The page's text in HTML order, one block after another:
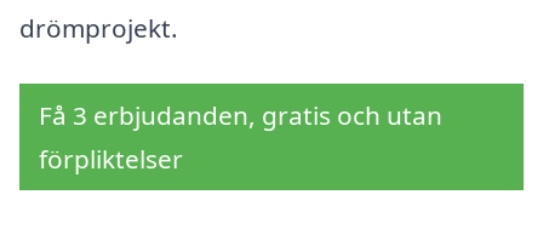
drömprojekt.
Få 3 erbjudanden, gratis och utan
förpliktelser